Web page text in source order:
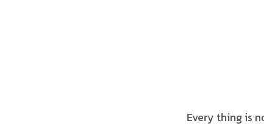
Every thing is